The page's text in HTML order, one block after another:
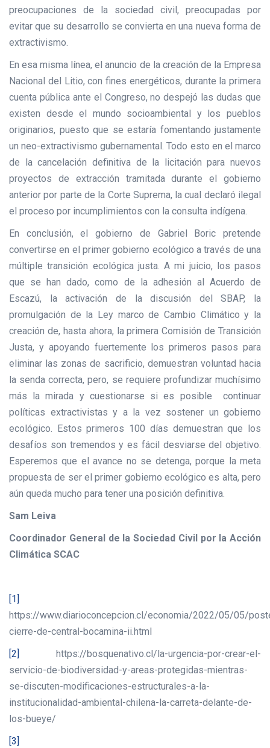
preocupaciones de la sociedad civil, preocupadas por
evitar que su desarrollo se convierta en una nueva forma de
extractivismo.
En esa misma línea, el anuncio de la creación de la Empresa
Nacional del Litio, con fines energéticos, durante la primera
cuenta pública ante el Congreso, no despejó las dudas que
existen desde el mundo socioambiental y los pueblos
originarios, puesto que se estaría fomentando justamente
un neo-extractivismo gubernamental. Todo esto en el marco
de la cancelación definitiva de la licitación para nuevos
proyectos de extracción tramitada durante el gobierno
anterior por parte de la Corte Suprema, la cual declaró ilegal
el proceso por incumplimientos con la consulta indígena.
En conclusión, el gobierno de Gabriel Boric pretende
convertirse en el primer gobierno ecológico a través de una
múltiple transición ecológica justa. A mi juicio, los pasos
que se han dado, como de la adhesión al Acuerdo de
Escazú, la activación de la discusión del SBAP, la
promulgación de la Ley marco de Cambio Climático y la
creación de, hasta ahora, la primera Comisión de Transición
Justa, y apoyando fuertemente los primeros pasos para
eliminar las zonas de sacrificio, demuestran voluntad hacia
la senda correcta, pero, se requiere profundizar muchísimo
más la mirada y cuestionarse si es posible continuar
políticas extractivistas y a la vez sostener un gobierno
ecológico. Estos primeros 100 días demuestran que los
desafíos son tremendos y es fácil desviarse del objetivo.
Esperemos que el avance no se detenga, porque la meta
propuesta de ser el primer gobierno ecológico es alta, pero
aún queda mucho para tener una posición definitiva.
Sam Leiva
Coordinador General de la Sociedad Civil por la Acción
Climática SCAC
[1]
https://www.diarioconcepcion.cl/economia/2022/05/05/
cierre-de-central-bocamina-ii.html
[2]
https://bosquenativo.cl/la-urgencia-por-crear-el-
servicio-de-biodiversidad-y-areas-protegidas-mientras-
se-discuten-modificaciones-estructurales-a-la-
institucionalidad-ambiental-chilena-la-carreta-delante-de-
los-bueye/
[3]